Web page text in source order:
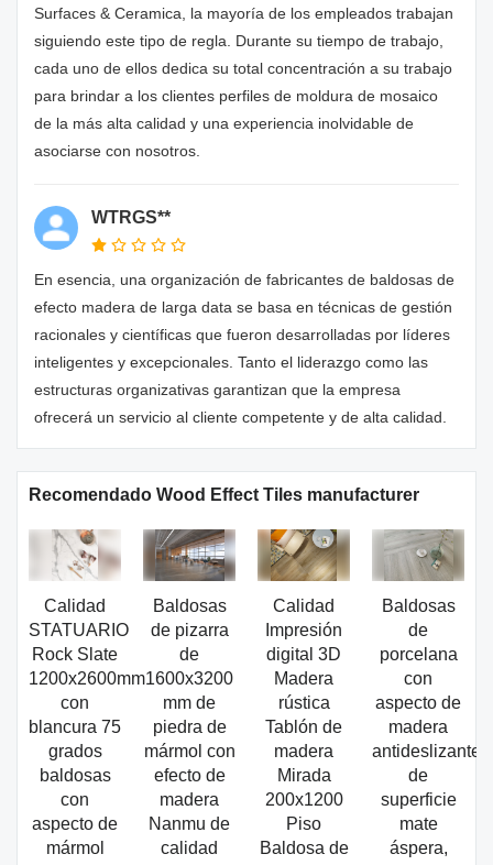
Surfaces & Ceramica, la mayoría de los empleados trabajan
siguiendo este tipo de regla. Durante su tiempo de trabajo,
cada uno de ellos dedica su total concentración a su trabajo
para brindar a los clientes perfiles de moldura de mosaico
de la más alta calidad y una experiencia inolvidable de
asociarse con nosotros.
WTRGS**
En esencia, una organización de fabricantes de baldosas de
efecto madera de larga data se basa en técnicas de gestión
racionales y científicas que fueron desarrolladas por líderes
inteligentes y excepcionales. Tanto el liderazgo como las
estructuras organizativas garantizan que la empresa
ofrecerá un servicio al cliente competente y de alta calidad.
Recomendado Wood Effect Tiles manufacturer
Calidad
STATUARIO
Rock Slate
1200x2600mm
con
blancura 75
grados
baldosas
con
aspecto de
mármol
Baldosas
de pizarra
de
1600x3200
mm de
piedra de
mármol con
efecto de
madera
Nanmu de
calidad
Calidad
Impresión
digital 3D
Madera
rústica
Tablón de
madera
Mirada
200x1200
Piso
Baldosa de
Baldosas
de
porcelana
con
aspecto de
madera
antideslizante
de
superficie
mate
áspera,